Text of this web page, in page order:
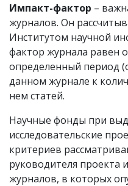
Импакт-фактор –
журналов. Он
Институтом научной
фактор журнала равен
определенный период
данном журнале к
нем статей.
Научные фонды при
исследовательские
критериев
руководителя проекта
журналов, в которых